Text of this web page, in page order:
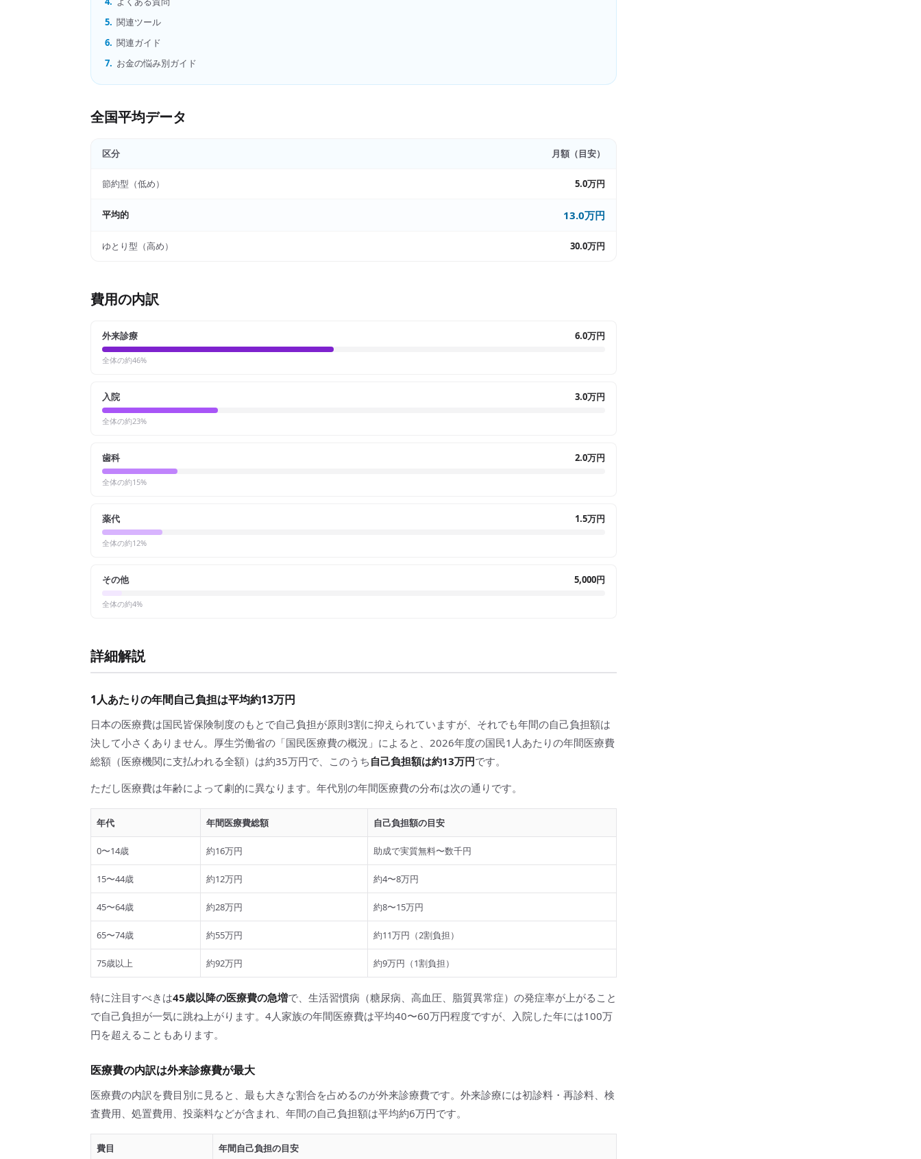
5. 関連ツール
6. 関連ガイド
7. お金の悩み別ガイド
全国平均データ
区分 月額（目安）
節約型（低め） 5.0万円
平均的 13.0万円
ゆとり型（高め） 30.0万円
費用の内訳
外来診療 6.0万円
全体の約46%
入院 3.0万円
全体の約23%
歯科 2.0万円
全体の約15%
薬代 1.5万円
全体の約12%
その他 5,000円
全体の約4%
詳細解説
1人あたりの年間自己負担は平均約13万円
日本の医療費は国民皆保険制度のもとで自己負担が原則3割に抑えられていますが、それでも年間の自己負担額は
決して小さくありません。厚生労働省の「国民医療費の概況」によると、2026年度の国民1人あたりの年間医療費
総額（医療機関に支払われる全額）は約35万円で、このうち 自己負担額は約13万円です。
ただし医療費は年齢によって劇的に異なります。年代別の年間医療費の分布は次の通りです。
年代 年間医療費総額 自己負担額の目安
0〜14歳 約16万円 助成で実質無料〜数千円
15〜44歳 約12万円 約4〜8万円
45〜64歳 約28万円 約8〜15万円
65〜74歳 約55万円 約11万円（2割負担）
75歳以上 約92万円 約9万円（1割負担）
特に注目すべきは45歳以降の医療費の急増で、生活習慣病（糖尿病、高血圧、脂質異常症）の発症率が上がること
で自己負担が一気に跳ね上がります。4人家族の年間医療費は平均40〜60万円程度ですが、入院した年には100万
円を超えることもあります。
医療費の内訳は外来診療費が最大
医療費の内訳を費目別に見ると、最も大きな割合を占めるのが外来診療費です。外来診療には初診料・再診料、検
査費用、処置費用、投薬料などが含まれ、年間の自己負担額は平均約6万円です。
費目 年間自己負担の目安